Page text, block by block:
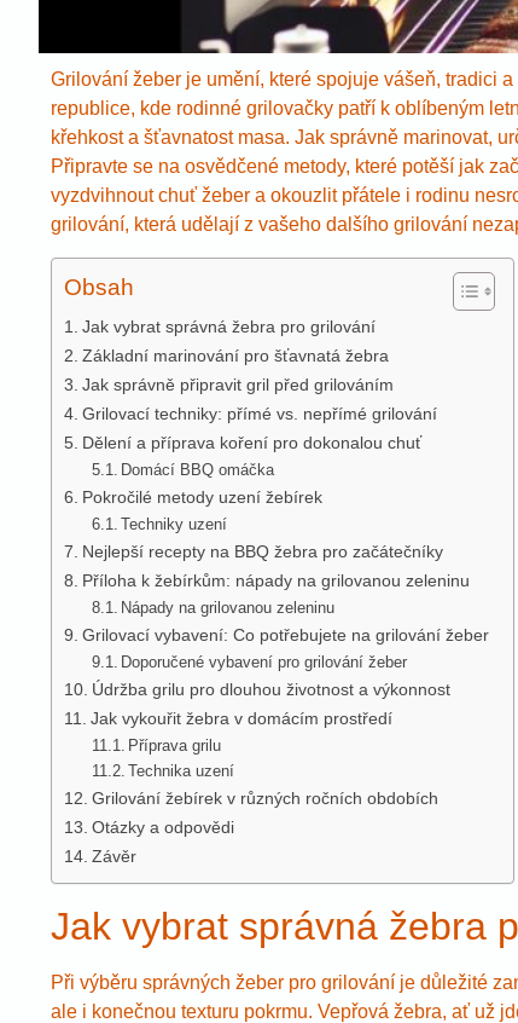
Grilování žeber je umění, které spojuje vášeň, tradici
republice, kde rodinné grilovačky patří k oblíbeným
křehkost a šťavnatost masa. Jak správně marinovat,
Připravte se na osvědčené metody, které potěší jak
vyzdvihnout chuť žeber a okouzlit přátele i rodinu
grilování, která udělají z vašeho dalšího grilování
Obsah
Jak vybrat správná žebra pro grilování
Základní marinování pro šťavnatá žebra
Jak správně připravit gril před grilováním
Grilovací techniky: přímé vs. nepřímé grilování
Dělení a příprava koření pro dokonalou chuť
Domácí BBQ omáčka
Pokročilé metody uzení žebírek
Techniky uzení
Nejlepší recepty na BBQ žebra pro začátečníky
Příloha k žebírkům: nápady na grilovanou zeleninu
Nápady na grilovanou zeleninu
Grilovací vybavení: Co potřebujete na grilování žeber
Doporučené vybavení pro grilování žeber
Údržba grilu pro dlouhou životnost a výkonnost
Jak vykouřit žebra v domácím prostředí
Příprava grilu
Technika uzení
Grilování žebírek v různých ročních obdobích
Otázky a odpovědi
Závěr
Jak vybrat správná žebra
Při výběru správných žeber pro grilování je důležité
ale i konečnou texturu pokrmu. Vepřová žebra, ať už